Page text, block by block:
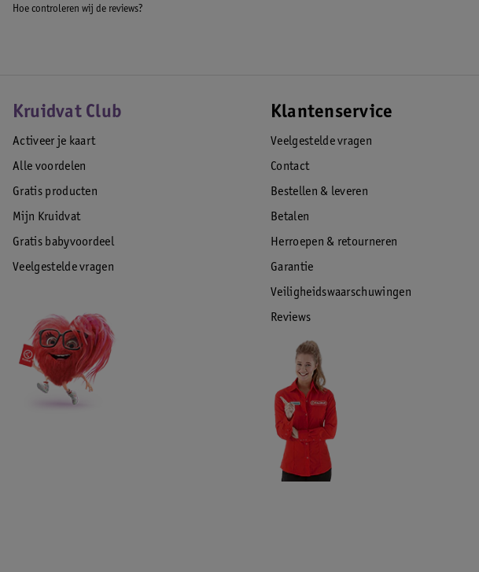
Hoe controleren wij de reviews?
Kruidvat Club
Activeer je kaart
Alle voordelen
Gratis producten
Mijn Kruidvat
Gratis babyvoordeel
Veelgestelde vragen
Klantenservice
Veelgestelde vragen
Contact
Bestellen & leveren
Betalen
Herroepen & retourneren
Garantie
Veiligheidswaarschuwingen
Reviews